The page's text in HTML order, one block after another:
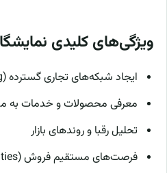
ویژگی‌های کلیدی
ایجاد شبکه‌های تجاری گسترده (business networking)
معرفی محصولات و خدمات به
تحلیل رقبا و روندهای بازار
فرصت‌های مستقیم فروش (direct sales opportunities)